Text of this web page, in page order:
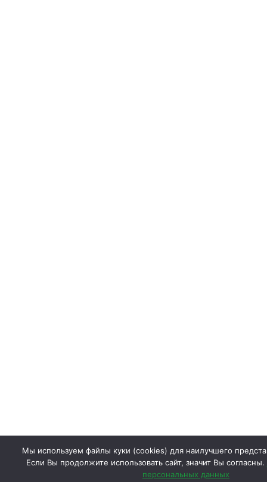
0
Мы используем файлы куки (cookies) для наилучшего
Если Вы продолжите использовать сайт, значит Вы согласны.
персональных данных